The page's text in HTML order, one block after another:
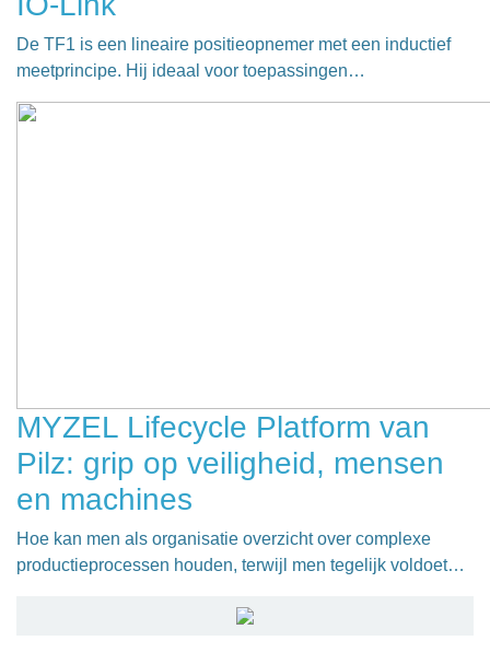
De TF1 is een lineaire positieopnemer met een inductief
meetprincipe. Hij ideaal voor toepassingen…
MYZEL Lifecycle Platform van
Pilz: grip op veiligheid, mensen
en machines
Hoe kan men als organisatie overzicht over complexe
productieprocessen houden, terwijl men tegelijk voldoet…